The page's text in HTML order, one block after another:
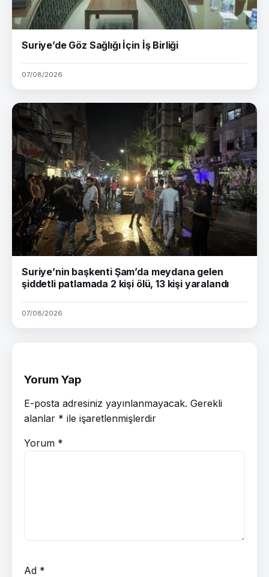
Suriye’de Göz Sağlığı İçin İş Birliği
07/08/2026
Suriye’nin başkenti Şam’da meydana gelen
şiddetli patlamada 2 kişi ölü, 13 kişi yaralandı
07/08/2026
Yorum Yap
E-posta adresiniz yayınlanmayacak. Gerekli
alanlar * ile işaretlenmişlerdir
Yorum *
Ad *